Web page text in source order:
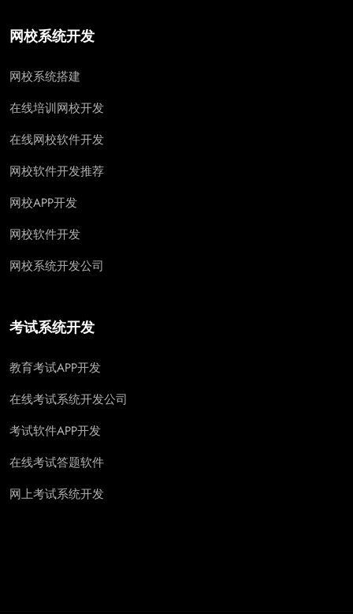
网校系统开发
网校系统搭建
在线培训网校开发
在线网校软件开发
网校软件开发推荐
网校APP开发
网校软件开发
网校系统开发公司
考试系统开发
教育考试APP开发
在线考试系统开发公司
考试软件APP开发
在线考试答题软件
网上考试系统开发